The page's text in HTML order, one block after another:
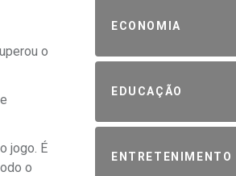
o
jogo. É
o
ECONOMIA
EDUCAÇÃO
ENTRETENIMENTO